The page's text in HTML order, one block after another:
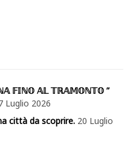
𝔽𝕀ℕ𝕆 𝔸𝕃 𝕋ℝ𝔸𝕄𝕆ℕ𝕋𝕆 ”
Luglio 2026
città da scoprire. 20 Luglio